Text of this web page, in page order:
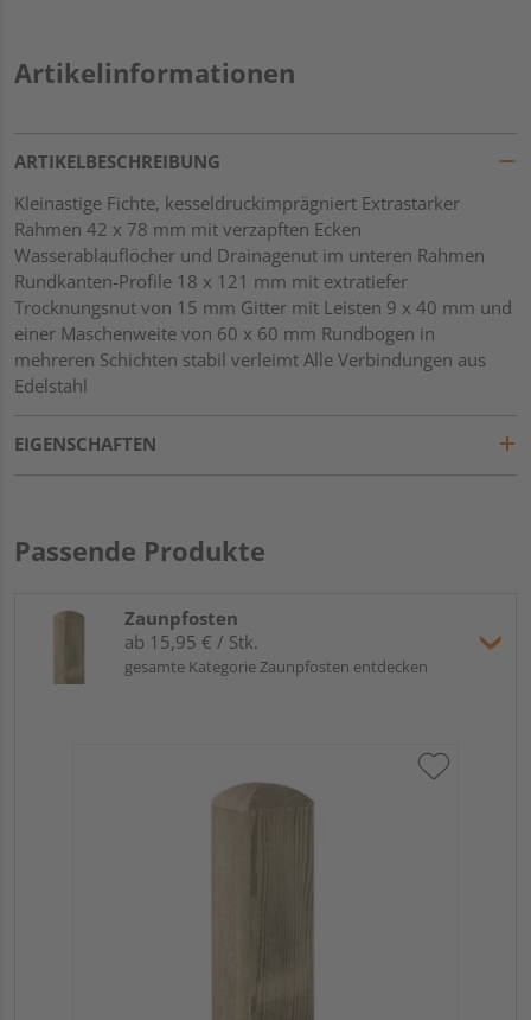
Artikelinformationen
ARTIKELBESCHREIBUNG
Kleinastige Fichte, kesseldruckimprägniert Extrastarker
Rahmen 42 x 78 mm mit verzapften Ecken
Wasserablauflöcher und Drainagenut im unteren Rahmen
Rundkanten-Profile 18 x 121 mm mit extratiefer
Trocknungsnut von 15 mm Gitter mit Leisten 9 x 40 mm und
einer Maschenweite von 60 x 60 mm Rundbogen in
mehreren Schichten stabil verleimt Alle Verbindungen aus
Edelstahl
EIGENSCHAFTEN
Passende Produkte
Zaunpfosten
ab 15,95 € / Stk.
gesamte Kategorie Zaunpfosten entdecken